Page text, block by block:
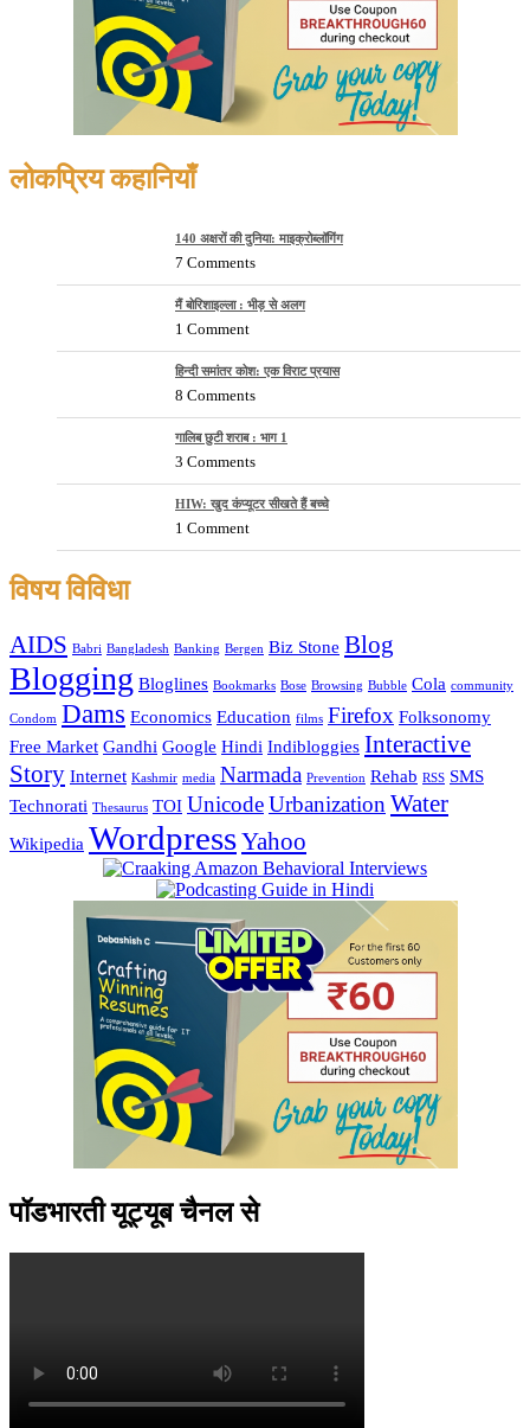
लोकप्रिय कहानियाँ
140 अक्षरों की दुनिया: माइक्रोब्लॉगिंग
7 Comments
मैं बोरिशाइल्ला : भीड़ से अलग
1 Comment
हिन्दी समांतर कोश: एक विराट प्रयास
8 Comments
गालिब छुटी शराब : भाग 1
3 Comments
HIW: खुद कंप्यूटर सीखते हैं बच्चे
1 Comment
विषय विविधा
AIDS Babri Bangladesh Banking Bergen Biz Stone Blog
Blogging Bloglines Bookmarks Bose Browsing Bubble Cola community
Condom Dams Economics Education films Firefox Folksonomy
Free Market Gandhi Google Hindi Indibloggies Interactive
Story Internet Kashmir media Narmada Prevention Rehab RSS SMS
Technorati Thesaurus TOI UnicodeUrbanization Water
Wikipedia WordpressYahoo
पॉडभारती यूट्यूब चैनल से